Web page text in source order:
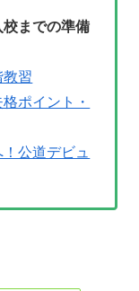
までの準備
習
ポイント・
公道デビュ